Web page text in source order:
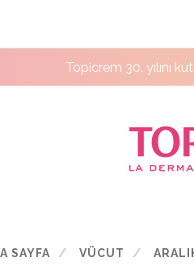
Topicrem 30. yılını
SAYFA VÜCUT